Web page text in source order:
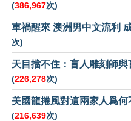
(386,967次)
車禍醒來 澳洲男中文流利
次)
天目擋不住：盲人雕刻師
(226,278次)
美國龍捲風對這兩家人爲何
(216,639次)